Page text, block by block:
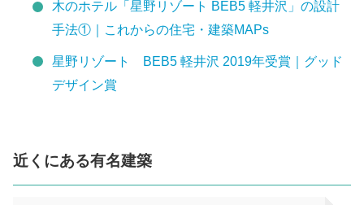
木のホテル「星野リゾート BEB5 軽井沢」の設計
手法①｜これからの住宅・建築MAPs
星野リゾート BEB5 軽井沢 2019年受賞｜グッド
デザイン賞
近くにある有名建築